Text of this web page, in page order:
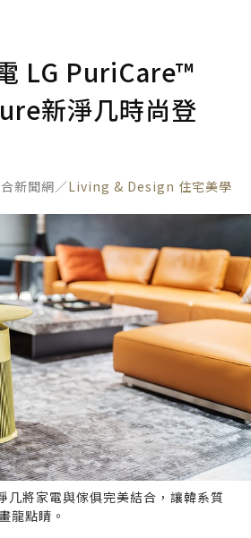
LG PuriCare™
新淨几時尚登
新聞網／Living & Design 住宅美學
將家電與傢俱完美結合，讓韓系質
龍點睛。